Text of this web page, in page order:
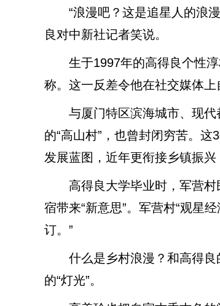
“浪漫吧？这是追星人的浪漫
良对中新社记者笑说。
生于1997年的高得良个性淳
称。这一反差令他在社交媒体上
与厦门特区滨海城市、现代
的“高山村”，也曾封闭穷苦。这
发展蓝图，近年更衔接乡镇振兴
高得良大学毕业时，军营村
宿带来“新意思”。军营村“观星
订。”
什么是乡村浪漫？和高得良
的“灯光”。